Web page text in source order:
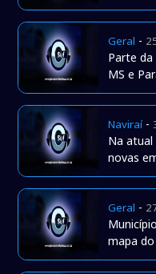
Geral -
Parte
MS e
Naviraí-
Na atual
novas
Geral -
mapa